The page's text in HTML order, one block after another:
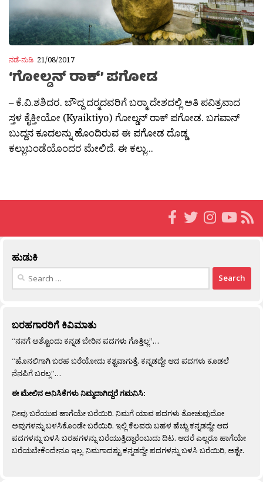
ನಡೆ-ನುಡಿ 21/08/2017
‘ಗೋಲ್ಡನ್ ರಾಕ್’ ಪಗೋಡ
– ಕೆ.ವಿ.ಶಶಿದರ. ಬೌದ್ದ ದರ‍್ಮದವರಿಗೆ ಬರ‍್ಮಾ ದೇಶದಲ್ಲಿ ಅತಿ ಪವಿತ್ರವಾದ
ಸ್ತಳ ಕೈಕ್ತೀಯೋ (Kyaiktiyo) ಗೋಲ್ಡನ್ ರಾಕ್ ಪಗೋಡ. ಬಗವಾನ್
ಬುದ್ದನ ಕೂದಲನ್ನು ಹೊಂದಿರುವ ಈ ಪಗೋಡ ದೊಡ್ಡ
ಕಲ್ಲುಬಂಡೆಯೊಂದರ ಮೇಲಿದೆ. ಈ ಕಲ್ಲು...
ಹುಡುಕಿ
Search
ಬರಹಗಾರರಿಗೆ ಕಿವಿಮಾತು
“ನನಗೆ ಅಶ್ಟೊಂದು ಕನ್ನಡ ಬೇರಿನ ಪದಗಳು ಗೊತ್ತಿಲ್ಲ”…
“ಹೊನಲಿಗಾಗಿ ಬರಹ ಬರೆಯೋದು ಕಶ್ಟವಾಗುತ್ತೆ. ಕನ್ನಡದ್ದೇ ಆದ ಪದಗಳು ಕೂಡಲೆ
ನೆನಪಿಗೆ ಬರಲ್ಲ”…
ಈ ಮೇಲಿನ ಅನಿಸಿಕೆಗಳು ನಿಮ್ಮದಾಗಿದ್ದರೆ ಗಮನಿಸಿ:
ನೀವು ಬರೆಯುವ ಹಾಗೆಯೇ ಬರೆಯಿರಿ. ನಿಮಗೆ ಯಾವ ಪದಗಳು ತೋಚುವುದೋ
ಅವುಗಳನ್ನು ಬಳಸಿಕೊಂಡೇ ಬರೆಯಿರಿ. ಇಲ್ಲಿ ಕೆಲವರು ಬಹಳ ಹೆಚ್ಚು ಕನ್ನಡದ್ದೇ ಆದ
ಪದಗಳನ್ನು ಬಳಸಿ ಬರಹಗಳನ್ನು ಬರೆಯುತ್ತಿದ್ದಾರೆಂಬುದು ದಿಟ. ಆದರೆ ಎಲ್ಲರೂ ಹಾಗೆಯೇ
ಬರೆಯಬೇಕೆಂದೇನೂ ಇಲ್ಲ. ನಿಮಗಾದಶ್ಟು ಕನ್ನಡದ್ದೇ ಪದಗಳನ್ನು ಬಳಸಿ ಬರೆಯಿರಿ, ಅಶ್ಟೇ.